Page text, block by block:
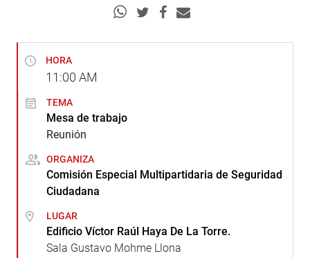
HORA
11:00 AM
TEMA
Mesa de trabajo
Reunión
ORGANIZA
Comisión Especial Multipartidaria de Seguridad
Ciudadana
LUGAR
Edificio Víctor Raúl Haya De La Torre.
Sala Gustavo Mohme Llona